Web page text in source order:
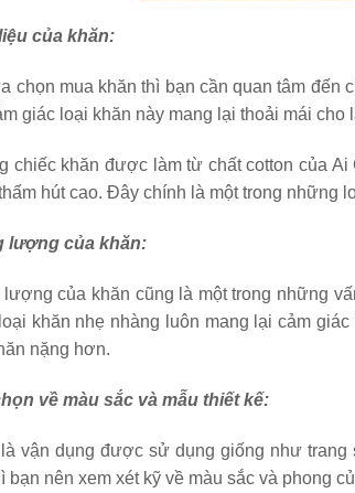
của khăn:
chọn mua khăn thì bạn cần quan tâm đến
giác loại khăn này mang lại thoải mái
chiếc khăn được làm từ chất cotton của
hút cao. Đây chính là một trong những
lượng của khăn:
lượng của khăn cũng là một trong những
khăn nhẹ nhàng luôn mang lại cảm
nặng hơn.
về màu sắc và mẫu thiết kế:
vận dụng được sử dụng giống như
bạn nên xem xét kỹ về màu sắc và phong